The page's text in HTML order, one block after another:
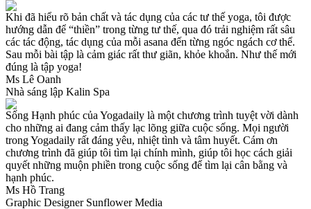
Khi đã hiểu rõ bản chất và tác dụng của các tư thế yoga, tôi được
hướng dẫn để “thiền” trong từng tư thế, qua đó trải nghiệm rất sâu
các tác động, tác dụng của mỗi asana đến từng ngóc ngách cơ thể.
Sau mỗi bài tập là cảm giác rất thư giãn, khỏe khoắn. Như thế mới
đúng là tập yoga!
Ms Lê Oanh
Nhà sáng lập Kalin Spa
Sống Hạnh phúc của Yogadaily là một chương trình tuyệt vời dành
cho những ai đang cảm thấy lạc lõng giữa cuộc sống. Mọi người
trong Yogadaily rất đáng yêu, nhiệt tình và tâm huyết. Cám ơn
chương trình đã giúp tôi tìm lại chính mình, giúp tôi học cách giải
quyết những muộn phiền trong cuộc sống để tìm lại cân bằng và
hạnh phúc.
Ms Hồ Trang
Graphic Designer Sunflower Media